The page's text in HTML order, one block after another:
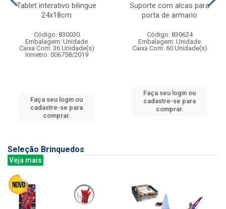
Tablet interativo bilingue
24x18cm
Código: 830030
Embalagem: Unidade
Caixa Com: 36 Unidade(s)
Inmetro: 006758/2019
Faça seu login ou
cadastre-se para
comprar.
Suporte com alcas para
porta de armario
Código: 830624
Embalagem: Unidade
Caixa Com: 60 Unidade(s)
Faça seu login ou
cadastre-se para
comprar.
Seleção Brinquedos
Veja mais